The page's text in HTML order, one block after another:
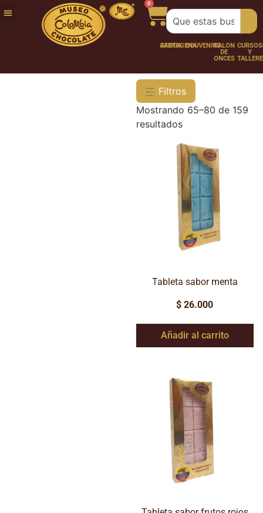
0
FUNDACIÓNNUESTRATRABAJA
CHOCOLATERÍA
CARTAGENASOUVENIRSSALÓN
DE
ONCES
CURSOS
Y
Filtros
Mostrando 65–80 de 159
resultados
Tableta sabor menta
$ 26.000
Añadir al carrito